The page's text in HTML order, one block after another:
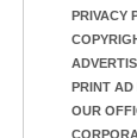
PRIVACY
PRINT AD
OUR